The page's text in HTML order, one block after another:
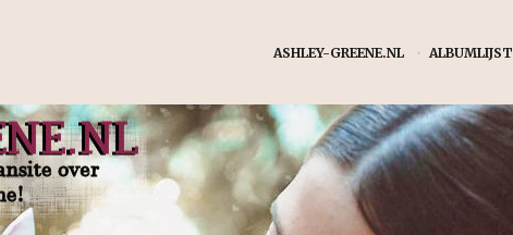
ASHLEY-GREENE.NL
• ALBUMLIJST